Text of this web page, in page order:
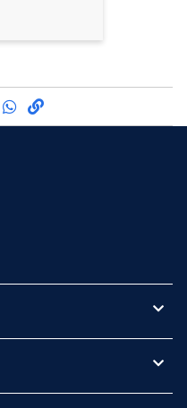
por Facebook
por Twitter
Compartilhe por
Compartilhe por
link para Copiar